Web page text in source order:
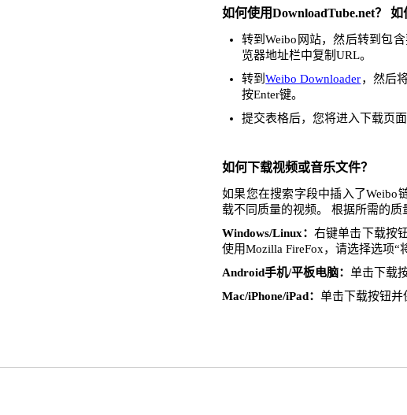
如何使用DownloadTube.net？ 如
转到Weibo网站，然后转到包
览器地址栏中复制URL。
转到Weibo Downloader，然后
按Enter键。
提交表格后，您将进入下载页
如何下载视频或音乐文件？
如果您在搜索字段中插入了Weibo
载不同质量的视频。 根据所需的质
Windows/Linux：右键单击下载按
使用Mozilla FireFox，请选择选项“
Android手机/平板电脑： 单击下载
Mac/iPhone/iPad： 单击下载按钮并